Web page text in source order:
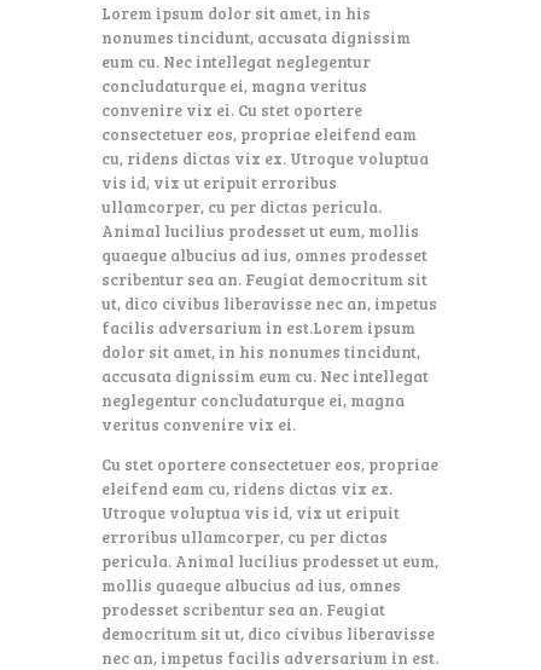
Lorem ipsum dolor sit amet, in his
nonumes tincidunt, accusata dignissim
eum cu. Nec intellegat neglegentur
concludaturque ei, magna veritus
convenire vix ei. Cu stet oportere
consectetuer eos, propriae eleifend eam
cu, ridens dictas vix ex. Utroque voluptua
vis id, vix ut eripuit erroribus
ullamcorper, cu per dictas pericula.
Animal lucilius prodesset ut eum, mollis
quaeque albucius ad ius, omnes prodesset
scribentur sea an. Feugiat democritum sit
ut, dico civibus liberavisse nec an, impetus
facilis adversarium in est.Lorem ipsum
dolor sit amet, in his nonumes tincidunt,
accusata dignissim eum cu. Nec intellegat
neglegentur concludaturque ei, magna
veritus convenire vix ei.
Cu stet oportere consectetuer eos, propriae
eleifend eam cu, ridens dictas vix ex.
Utroque voluptua vis id, vix ut eripuit
erroribus ullamcorper, cu per dictas
pericula. Animal lucilius prodesset ut eum,
mollis quaeque albucius ad ius, omnes
prodesset scribentur sea an. Feugiat
democritum sit ut, dico civibus liberavisse
nec an, impetus facilis adversarium in est.